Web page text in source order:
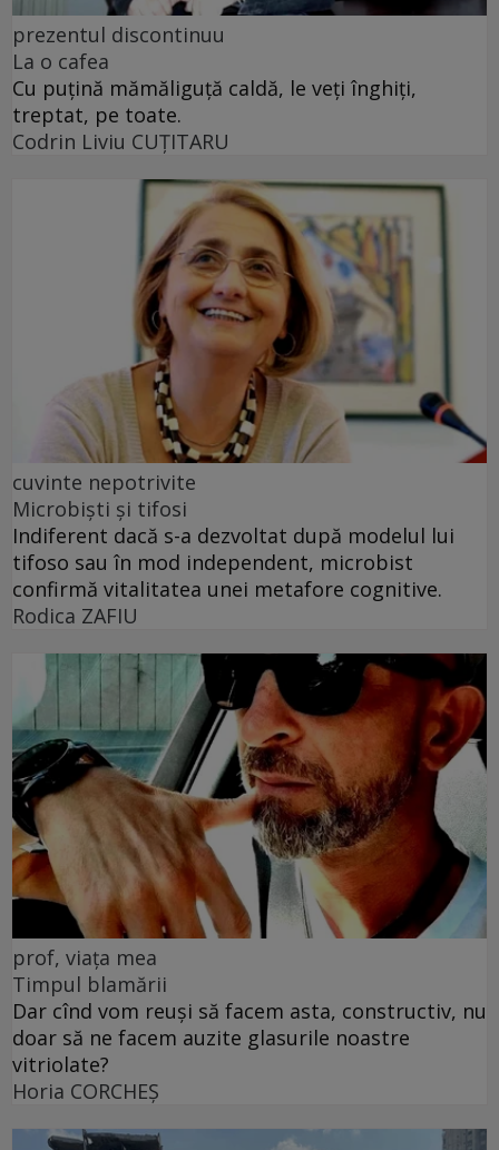
prezentul discontinuu
La o cafea
Cu puţină mămăliguţă caldă, le veţi înghiţi,
treptat, pe toate.
Codrin Liviu CUŢITARU
cuvinte nepotrivite
Microbiști și tifosi
Indiferent dacă s-a dezvoltat după modelul lui
tifoso sau în mod independent, microbist
confirmă vitalitatea unei metafore cognitive.
Rodica ZAFIU
prof, viața mea
Timpul blamării
Dar cînd vom reuși să facem asta, constructiv, nu
doar să ne facem auzite glasurile noastre
vitriolate?
Horia CORCHEŞ